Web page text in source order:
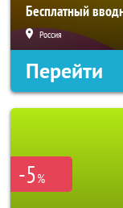
Бесплатный
Россия
Перейти
-5%